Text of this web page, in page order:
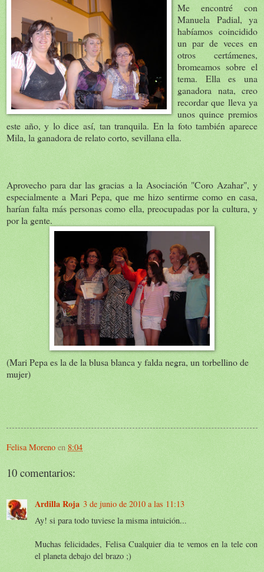
Me encontré con
Manuela Padial, ya
habíamos coincidido
un par de veces en
otros certámenes,
bromeamos sobre el
tema. Ella es una
ganadora nata, creo
recordar que lleva ya
unos quince premios
este año, y lo dice así, tan tranquila. En la foto también aparece
Mila, la ganadora de relato corto, sevillana ella.
Aprovecho para dar las gracias a la Asociación "Coro Azahar", y
especialmente a Mari Pepa, que me hizo sentirme como en casa,
harían falta más personas como ella, preocupadas por la cultura, y
por la gente.
(Mari Pepa es la de la blusa blanca y falda negra, un torbellino de
mujer)
Felisa Moreno en 8:04
10 comentarios:
Ardilla Roja 3 de junio de 2010 a las 11:13
Ay! si para todo tuviese la misma intuición...
Muchas felicidades, Felisa Cualquier dia te vemos en la tele con
el planeta debajo del brazo ;)